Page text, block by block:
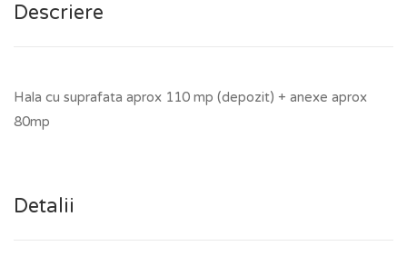
Descriere
Hala cu suprafata aprox 110 mp (depozit) + anexe aprox
80mp
Detalii